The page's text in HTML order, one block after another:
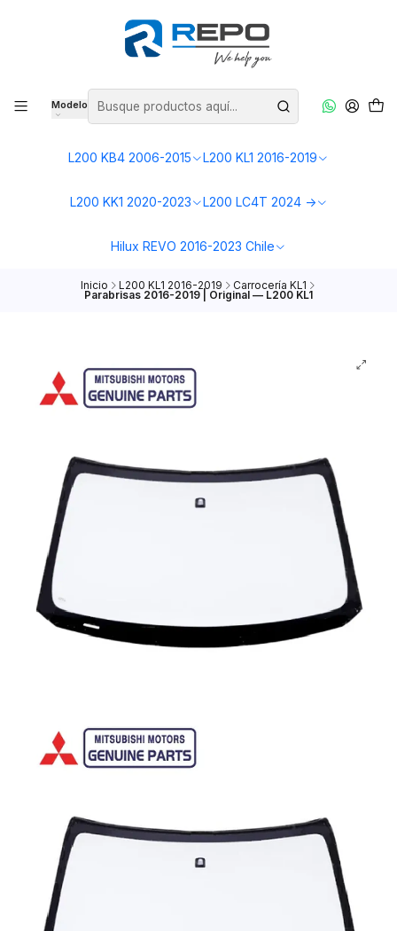
Modelo
L200 KB4 2006-2015 L200 KL1 2016-2019
L200 KK1 2020-2023 L200 LC4T 2024 ->
Hilux REVO 2016-2023 Chile
Inicio L200 KL1 2016-2019 Carrocería KL1
Parabrisas 2016-2019 | Original — L200 KL1